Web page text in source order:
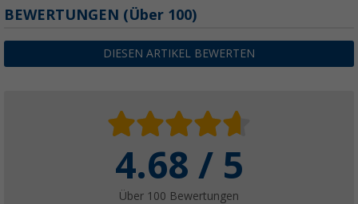
BEWERTUNGEN (Über 100)
DIESEN ARTIKEL BEWERTEN
4.68 / 5
Über 100 Bewertungen